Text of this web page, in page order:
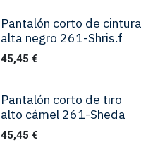
Pantalón corto de cintura
alta negro 261-Shris.f
45,45 €
Pantalón corto de tiro
alto cámel 261-Sheda
45,45 €